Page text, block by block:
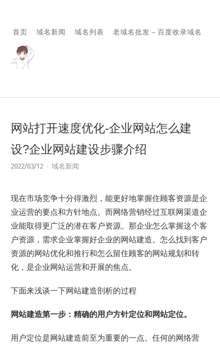
首页 域名新闻 域名列表 老域名批发 – 百度收录域名
网站打开速度优化-企业网站怎么建
设?企业网站建设步骤介绍
2022/03/12 域名新闻
现在市场竞争十分得激烈，能更好地掌握住顾客资源是企
业运营的要点和方针地点。而网络营销经过互联网渠道企
业能取得更广泛的潜在客户资源。那企业怎么掌握这个客
户资源，需求企业掌握好企业的网站建造。怎么找到客户
资源的网站优化和推行和怎么留住顾客的网站规划和转
化，是企业网站运营和开展的焦点。
下面来浅谈一下网站建造剖析的过程
网站建造第一步：精确的用户方针定位和网站定位。
用户定位是网站建造前至为重要的一点。任何的网络营